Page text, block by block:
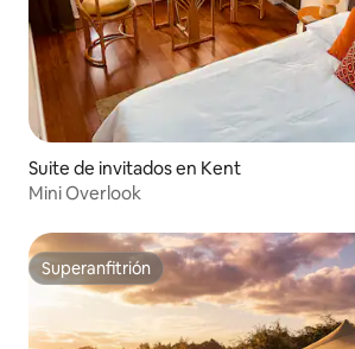
Suite de invitados en Kent
Mini Overlook
Superanfitrión
Superanfitrión